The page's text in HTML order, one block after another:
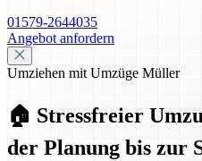
01579-2644035
Angebot anfordern
Umziehen mit Umzüge Müller
🏠 Stressfreier
der Planung bis zur